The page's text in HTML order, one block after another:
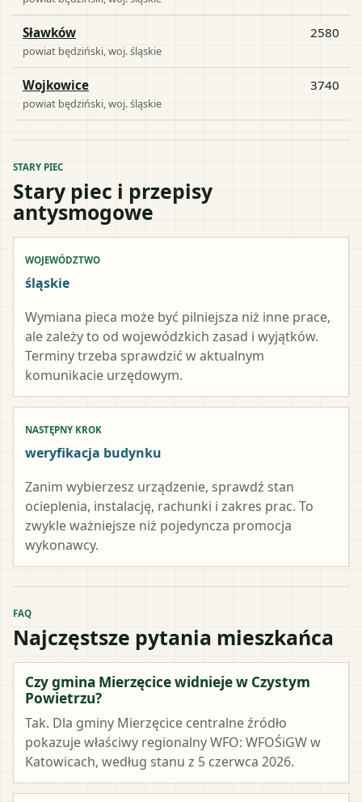
Sławków
powiat będziński , woj.śląskie
2580
Wojkowice
powiat będziński , woj.śląskie
3740
STARY PIEC
Stary piec i przepisy
antysmogowe
WOJEWÓDZTWO
śląskie
Wymiana pieca może być pilniejsza niż inne prace,
ale zależy to od wojewódzkich zasad i wyjątków.
Terminy trzeba sprawdzić w aktualnym
komunikacie urzędowym.
NASTĘPNY KROK
weryfikacja budynku
Zanim wybierzesz urządzenie, sprawdź stan
ocieplenia, instalację, rachunki i zakres prac. To
zwykle ważniejsze niż pojedyncza promocja
wykonawcy.
FAQ
Najczęstsze pytania mieszkańca
Czy gmina Mierzęcice widnieje w Czystym
Powietrzu?
Tak. Dla gminy Mierzęcice centralne źródło
pokazuje właściwy regionalny WFO: WFOŚiGW w
Katowicach, według stanu z 5 czerwca 2026.